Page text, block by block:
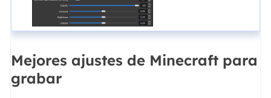
Mejores ajustes de Minecraft para
grabar